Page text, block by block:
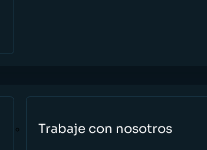
Trabaje con nosotros